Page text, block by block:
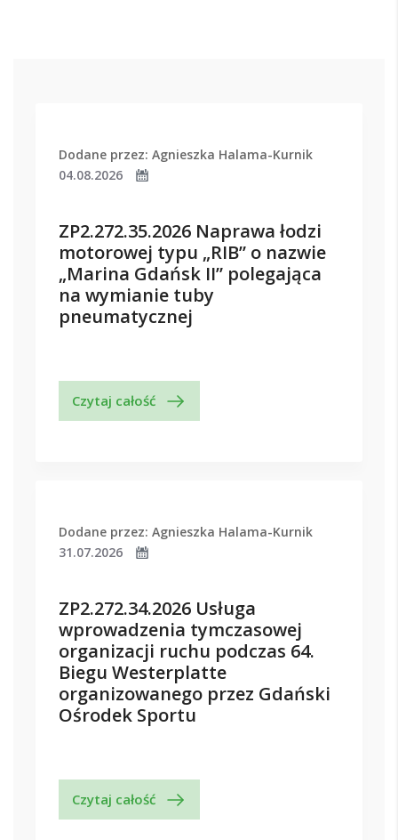
Dodane przez: Agnieszka Halama-Kurnik
04.08.2026
ZP2.272.35.2026 Naprawa łodzi
motorowej typu „RIB” o nazwie
„Marina Gdańsk II” polegająca
na wymianie tuby
pneumatycznej
Czytaj całość
Dodane przez: Agnieszka Halama-Kurnik
31.07.2026
ZP2.272.34.2026 Usługa
wprowadzenia tymczasowej
organizacji ruchu podczas 64.
Biegu Westerplatte
organizowanego przez Gdański
Ośrodek Sportu
Czytaj całość